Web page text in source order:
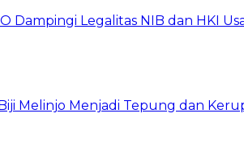
Dampingi Legalitas NIB dan HKI
Melinjo Menjadi Tepung dan